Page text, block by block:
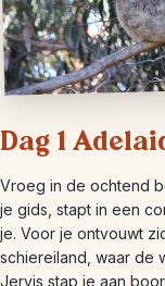
Dag 1
Vroeg in de ochtend
je gids, stapt in een
je. Voor je ontvouwt
schiereiland, waar de
Jervis stap je aan